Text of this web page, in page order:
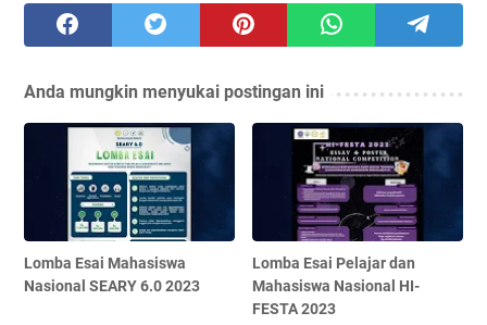
Anda mungkin menyukai postingan ini
Lomba Esai Mahasiswa
Nasional SEARY 6.0 2023
Lomba Esai Pelajar dan
Mahasiswa Nasional HI-
FESTA 2023